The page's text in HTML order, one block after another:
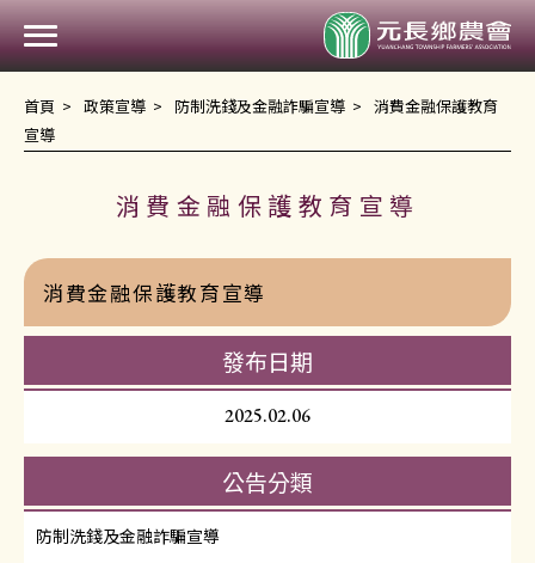
首頁 政策宣導 防制洗錢及金融詐騙宣導
消費金融保護教育
宣導
消費金融保護教育宣導
消費金融保護教育宣導
發布日期
2025.02.06
公告分類
防制洗錢及金融詐騙宣導